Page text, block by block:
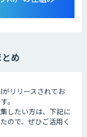
め
リリースされてお
。
したい方は、下記に
ので、ぜひご活用く